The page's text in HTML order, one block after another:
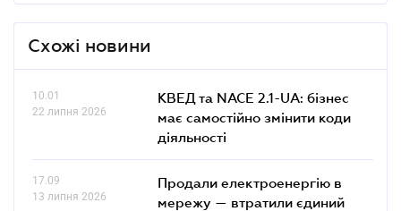
Схожі новини
10.01
22 липня 2026
КВЕД та NACE 2.1-UA: бізнес
має самостійно змінити коди
діяльності
17.09
13 липня 2026
Продали електроенергію в
мережу — втратили єдиний